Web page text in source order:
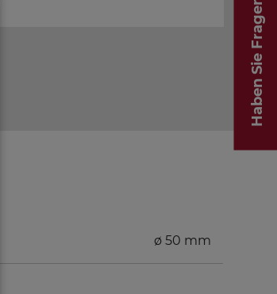
Haben Sie Fragen?
ø 50 mm